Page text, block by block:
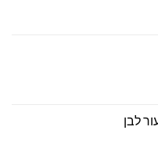
לבן